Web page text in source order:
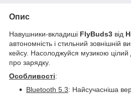
Опис
Навушники-вкладиші FlyBuds3 від
автономність і стильний зовнішній
кейсу. Насолоджуйся музикою
про зарядку.
Особливості:
Bluetooth 5.3: Найсучасніша